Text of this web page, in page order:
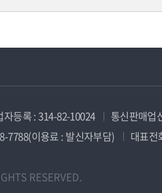
자등록 : 314-82-10024
통신판매업
7788(이용료 : 발신자부담)
대표전
RESERVED.